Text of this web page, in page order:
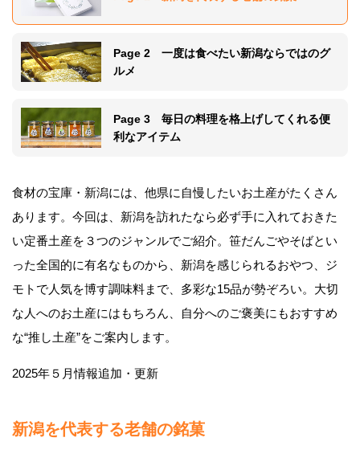
Page 2 一度は食べたい新潟ならではのグ
ルメ
Page 3 毎日の料理を格上げしてくれる便
利なアイテム
食材の宝庫・新潟には、他県に自慢したいお土産がたくさん
あります。今回は、新潟を訪れたなら必ず手に入れておきた
い定番土産を３つのジャンルでご紹介。笹だんごやそばとい
った全国的に有名なものから、新潟を感じられるおやつ、ジ
モトで人気を博す調味料まで、多彩な15品が勢ぞろい。大切
な人へのお土産にはもちろん、自分へのご褒美にもおすすめ
な“推し土産”をご案内します。
2025年５月情報追加・更新
新潟を代表する老舗の銘菓